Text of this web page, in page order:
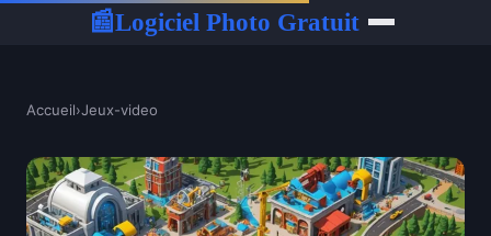
📰Logiciel Photo Gratuit
Accueil›Jeux-video